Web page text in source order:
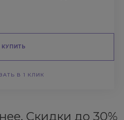
КУПИТЬ
В 1 КЛИК
Скидки до 30%